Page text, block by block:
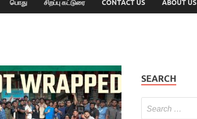
பொது சிறப்பு கட்டுரை CONTACT US ABOUT US
SEARCH